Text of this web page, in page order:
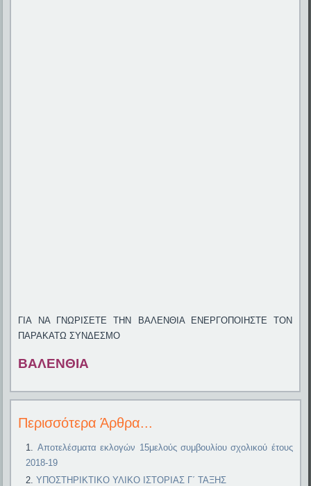
ΓΙΑ ΝΑ ΓΝΩΡΙΣΕΤΕ ΤΗΝ ΒΑΛΕΝΘΙΑ ΕΝΕΡΓΟΠΟΙΗΣΤΕ ΤΟΝ
ΠΑΡΑΚΑΤΩ ΣΥΝΔΕΣΜΟ
ΒΑΛΕΝΘΙΑ
Περισσότερα Άρθρα...
Αποτελέσματα εκλογών 15μελούς συμβουλίου σχολικού έτους
2018-19
ΥΠΟΣΤΗΡΙΚΤΙΚΟ ΥΛΙΚΟ ΙΣΤΟΡΙΑΣ Γ΄ ΤΑΞΗΣ